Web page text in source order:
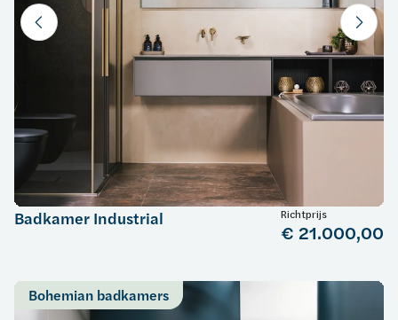
Badkamer Industrial Richtprijs
€ 21.000,00
Bohemian badkamers